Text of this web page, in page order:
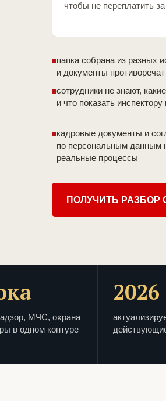
чтобы не переплатить
папка собрана из разных
и документы противоречат
сотрудники не знают,
и что показать
кадровые документы и
по персональным данным
реальные процессы
ПОЛУЧИТЬ РАЗБОР
МЧС, охрана
в одном контуре
2026